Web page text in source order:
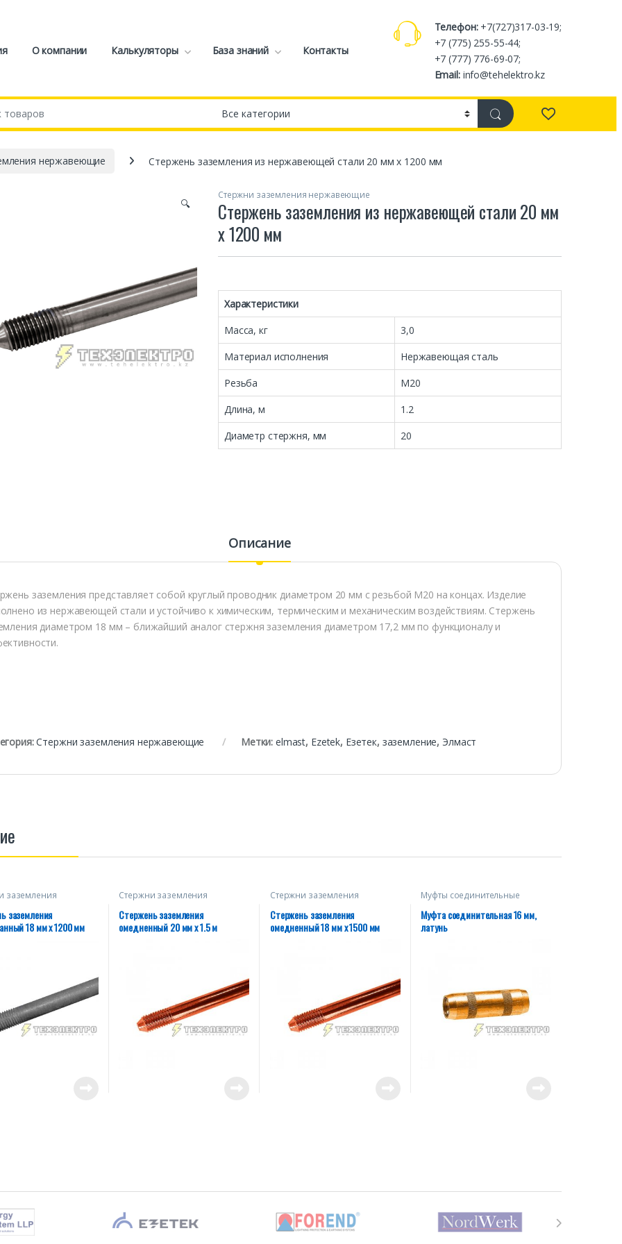
О компании Калькуляторы База знаний Контакты
Телефон:+7(727)317-03-19;
+7 (775) 255-55-44;
+7 (777) 776-69-07;
Email:info@tehelektro.kz
нержавеющие Стержень заземления из нержавеющей стали 20 мм х 1200 мм
🔍
Стержни заземления нержавеющие
Стержень заземления из нержавеющей стали 20 мм
х 1200 мм
Характеристики
Масса, кг
3,0
Материал исполнения
Нержавеющая сталь
Резьба
М20
Длина, м
1.2
Диаметр стержня, мм
20
Описание
заземления представляет собой круглый проводник диаметром 20 мм с резьбой М20 на концах. Изделие
из нержавеющей стали и устойчиво к химическим, термическим и механическим воздействиям. Стержень
диаметром 18 мм – ближайший аналог стержня заземления диаметром 17,2 мм по функционалу и
Стержни заземления нержавеющие Метки:elmast, Ezetek, Езетек, заземление, Элмаст
заземления
заземления
18 мм х 1200 мм
Стержни заземления
омедненные
Стержень заземления
омедненный 20 мм х 1.5 м
Стержни заземления
омедненные
Стержень заземления
омедненный 18 мм х 1500 мм
Муфты соединительные
Муфта соединительная 16 мм,
латунь